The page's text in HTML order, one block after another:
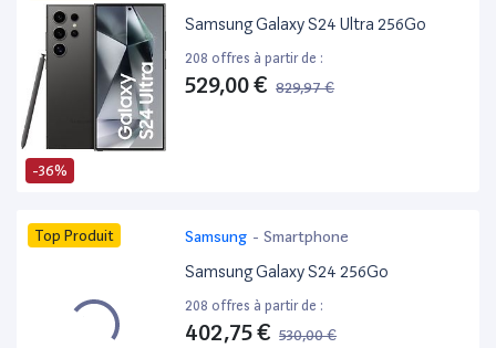
-36%
Samsung Galaxy S24 Ultra 256Go
208 offres à partir de :
529,00 € 829,97 €
Top Produit Samsung - Smartphone
Samsung Galaxy S24 256Go
208 offres à partir de :
402,75 € 530,00 €